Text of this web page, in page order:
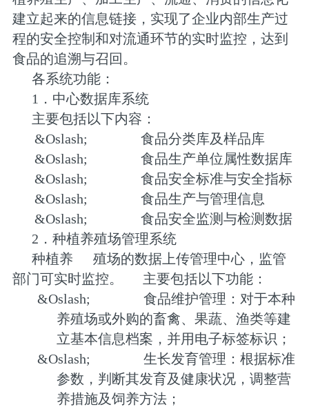
建立起来的信息链接，实现了企业内部生产过
程的安全控制和对流通环节的实时监控，达到
食品的追溯与召回。
各系统功能：
1．中心数据库系统
主要包括以下内容：
&Oslash;
食品分类库及样品库
&Oslash;
食品生产单位属性数据库
&Oslash;
食品安全标准与安全指标
&Oslash;
食品生产与管理信息
&Oslash;
食品安全监测与检测数据
2．种植养殖场管理系统
种植养
殖场的数据上传管理中心，监管
部门可实时监控。
主要包括以下功能：
&Oslash;
食品维护管理：对于本种
养殖场或外购的畜禽、果蔬、渔类等建
立基本信息档案，并用电子标签标识；
&Oslash;
生长发育管理：根据标准
参数，判断其发育及健康状况，调整营
养措施及饲养方法；